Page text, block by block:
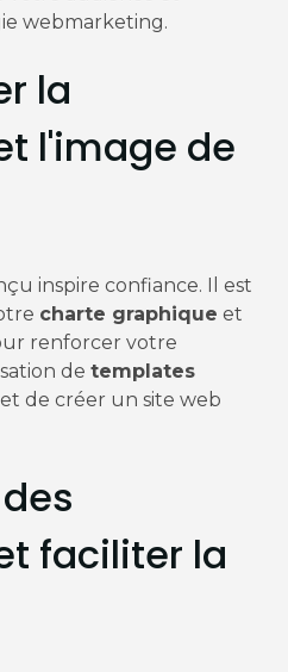
webmarketing.
la
l'image de
inspire confiance. Il est
charte graphique et
renforcer votre
de templates
de créer un site web
faciliter la